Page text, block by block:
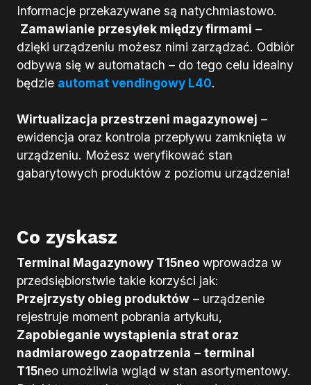
Informacje przekazywane są natychmiastowo.
Zamawianie przesyłek między firmami –
dzięki urządzeniu możesz nimi zarządzać. Odbiór
odbywa się w automatach – do tego celu idealny
będzie automat vendingowy L40.
Wirtualizacja przestrzeni magazynowej –
ewidencja oraz kontrola przepływu zamknięta w
urządzeniu. Możesz weryfikować stan
gabarytowych produktów z poziomu urządzenia!
Co zyskasz
Terminal Magazynowy T15neo wprowadza w
przedsiębiorstwie takie korzyści jak:
Przejrzysty obieg produktów – urządzenie
rejestruje moment pobrania artykułu,
Zapobieganie wystąpienia strat oraz
nadmiarowego zaopatrzenia – terminal
T15neo umożliwia wgląd w stan asortymentowy.